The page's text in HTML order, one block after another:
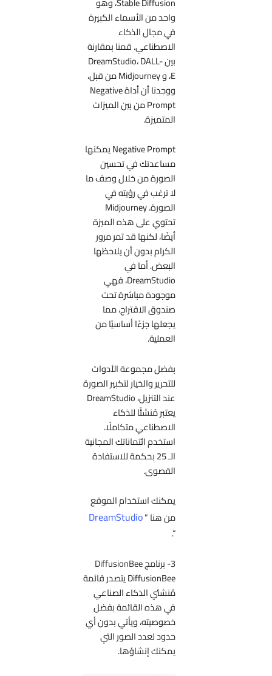
واحد من الأسماء الكبيرة
في مجال الذكاء
الاصطناعي. قمنا بمقارنة
بين DreamStudio، DALL-
E، و Midjourney من قبل،
ووجدنا أن أداة Negative
Prompt من بين الميزات
المتميزة.
Negative Prompt يمكنها
مساعدتك في تحسين
الصورة من خلال وصف ما
لا ترغب في رؤيته في
الصورة. Midjourney
تحتوي على هذه الميزة
أيضًا، لكنها قد تمر مرور
الكرام بدون أن يلاحظها
البعض. أما في
DreamStudio، فهي
موجودة مباشرة تحت
صندوق الاقتراح، مما
يجعلها جزءًا أساسيًا من
العملية.
بفضل مجموعة الأدوات
للتحرير والخيار لتكبير الصورة
عند التنزيل، DreamStudio
يعتبر مُنشئًا للذكاء
الاصطناعي متكاملًا.
استخدم ائتماناتك المجانية
الـ 25 بحكمة للاستفادة
القصوى.
يمكنك استخدام الموقع
من هنا ”DreamStudio
DiffusionBee يتصدر قائمة
مُنشئي الذكاء الصناعي
في هذه القائمة بفضل
خصوصيته، ويأتي بدون أي
حدود لعدد الصور التي
يمكنك إنشاؤها.